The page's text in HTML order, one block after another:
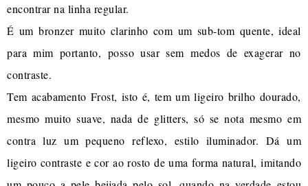
encontrar na linha regular.
É um bronzer muito clarinho com um sub-tom quente, ideal
para mim portanto, posso usar sem medos de exagerar no
contraste.
Tem acabamento Frost, isto é, tem um ligeiro brilho dourado,
mesmo muito suave, nada de glitters, só se nota mesmo em
contra luz um pequeno reflexo, estilo iluminador. Dá um
ligeiro contraste e cor ao rosto de uma forma natural, imitando